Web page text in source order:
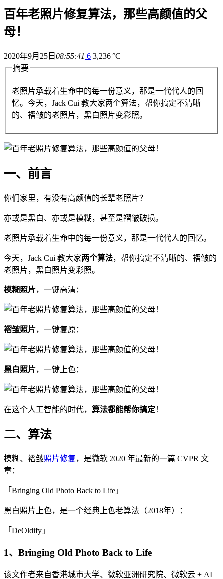
百年老照片修复算法，那些高颜值的父
母！
2020年9月25日 08:55:41 6 3,236 °C
摘要
老照片承载着生命中的每一份意义，那是一代代人的回
忆。今天，Jack Cui 教大家两个算法，帮你搞定不清晰
的、褶皱的老照片，黑白照片变彩照。
一、前言
你们家里，有没有高颜值的长辈老照片？
亦或是黑白、亦或是模糊，甚至是褶皱破损。
老照片承载着生命中的每一份意义，那是一代代人的回忆。
今天，Jack Cui 教大家两个算法，帮你搞定不清晰的、褶皱的
老照片，黑白照片变彩照。
模糊照片，一键高清：
褶皱照片，一键复原：
黑白照片，一键上色：
在这个人工智能的时代， 算法都能帮你搞定！
二、算法
模糊、褶皱照片修复，是微软 2020 年最新的一篇 CVPR 文
章：
「Bringing Old Photo Back to Life」
黑白照片上色，是一个经典上色老算法（2018年）：
「DeOldify」
1、Bringing Old Photo Back to Life
该文作者来自香港城市大学、微软亚洲研究院、微软云 + AI